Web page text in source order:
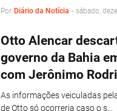
Por Diário da Notícia - sábado,
Otto Alencar
governo da Bahia
com Jerônimo
As informações veiculadas
de Otto só ocorreria caso o s…